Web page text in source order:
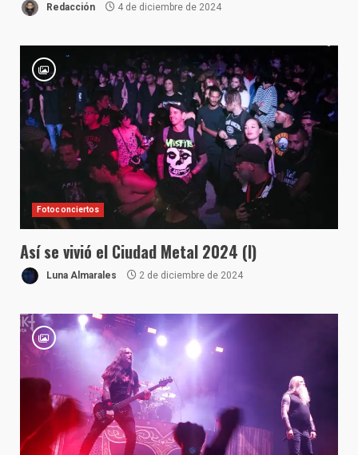
Redacción 4 de diciembre de 2024
Fotoconciertos
Así se vivió el Ciudad Metal 2024 (I)
Luna Almarales 2 de diciembre de 2024